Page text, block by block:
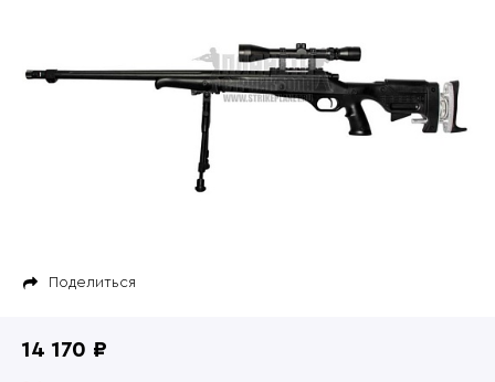
Поделиться
14 170 ₽